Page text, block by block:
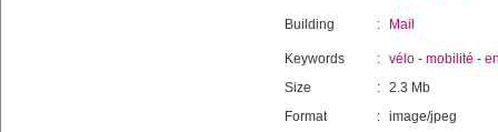
Building : Mail
Keywords : vélo - mobilité -
Size
: 2.3 Mb
Format
: image/jpeg